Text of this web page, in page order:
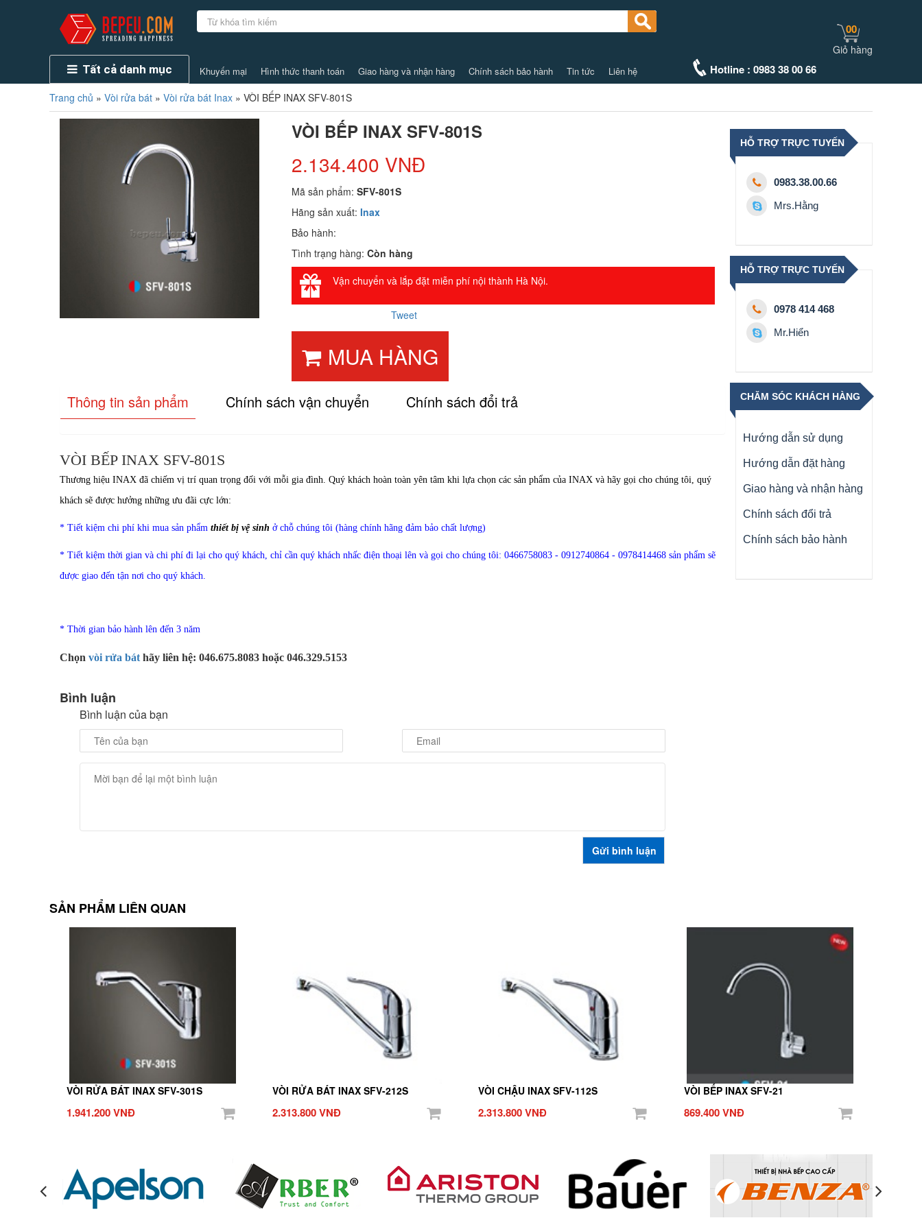
Tất cả danh mục Khuyến mại Hình thức thanh toán Giao hàng và nhận hàng Chính sách bảo hành Tin tức Liên hệ Hotline : 0983 38 00 66
00
Giỏ hàng
Trang chủ » Vòi rửa bát » Vòi rửa bát Inax » VÒI BẾP INAX SFV-801S
VÒI BẾP INAX SFV-801S
2.134.400 VNĐ
Mã sản phẩm:SFV-801S
Hãng sản xuất:Inax
Bảo hành:
Tình trạng hàng:Còn hàng
Vận chuyển và lắp đặt miễn phí nội thành Hà Nội.
Tweet
MUA HÀNG
Thông tin sản phẩm Chính sách vận chuyển Chính sách đổi trả
VÒI BẾP INAX SFV-801S
Thương hiệu INAX đã chiếm vị trí quan trọng đối với mỗi gia đình. Quý khách hoàn toàn yên tâm khi lựa chọn các sản phẩm của INAX và hãy gọi cho chúng tôi, quý
khách sẽ được hưởng những ưu đãi cực lớn:
* Tiết kiệm chi phí khi mua sản phẩm thiết bị vệ sinh ở chỗ chúng tôi (hàng chính hãng đảm bảo chất lượng)
* Tiết kiệm thời gian và chi phí đi lại cho quý khách, chỉ cần quý khách nhấc điện thoại lên và gọi cho chúng tôi: 0466758083 - 0912740864 - 0978414468 sản phẩm sẽ
được giao đến tận nơi cho quý khách.
* Thời gian bảo hành lên đến 3 năm
Chọn vòi rửa bát hãy liên hệ: 046.675.8083 hoặc 046.329.5153
Bình luận
Bình luận của bạn
HỖ TRỢ TRỰC TUYẾN
0983.38.00.66
Mrs.Hằng
HỖ TRỢ TRỰC TUYẾN
0978 414 468
Mr.Hiển
CHĂM SÓC KHÁCH HÀNG
Hướng dẫn sử dụng
Hướng dẫn đặt hàng
Giao hàng và nhận hàng
Chính sách đổi trả
Chính sách bảo hành
SẢN PHẨM LIÊN QUAN
VÒI RỬA BÁT INAX SFV-301S
1.941.200 VNĐ
VÒI RỬA BÁT INAX SFV-212S
2.313.800 VNĐ
VÒI CHẬU INAX SFV-112S
2.313.800 VNĐ
VÒI BẾP INAX SFV-21
869.400 VNĐ